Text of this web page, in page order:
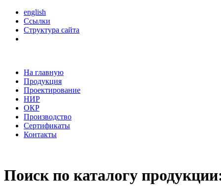
english
Ссылки
Структура сайта
На главную
Продукция
Проектирование
НИР
ОКР
Производство
Сертификаты
Контакты
Поиск по каталогу